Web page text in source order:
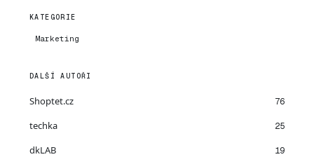
KATEGORIE
Marketing
DALŠÍ AUTOŘI
Shoptet.cz 76
techka 25
dkLAB 19